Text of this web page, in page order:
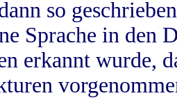
so
Sprache in
erkannt wurde,